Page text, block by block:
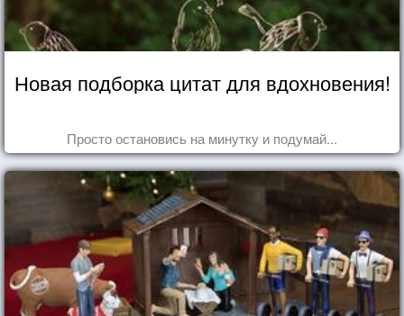
Новая подборка цитат для вдохновения!
Просто остановись на минутку и подумай...